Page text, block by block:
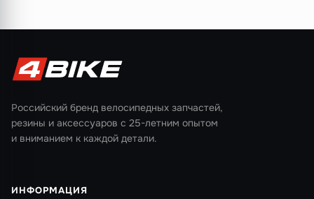
Российский бренд велосипедных запчастей,
резины и аксессуаров с 25-летним опытом
и вниманием к каждой детали.
ИНФОРМАЦИЯ